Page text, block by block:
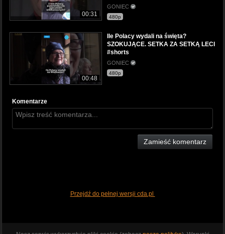
00:31
GONIEC
480p
00:48
Ile Polacy wydali na święta?
SZOKUJĄCE. SETKA ZA SETKĄ LECI
#shorts
GONIEC
480p
Komentarze
Zamieść komentarz
Przejdź do pełnej wersji cda.pl